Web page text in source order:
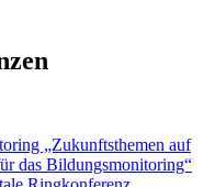
„Zukunftsthemen auf
das Bildungsmonitoring“